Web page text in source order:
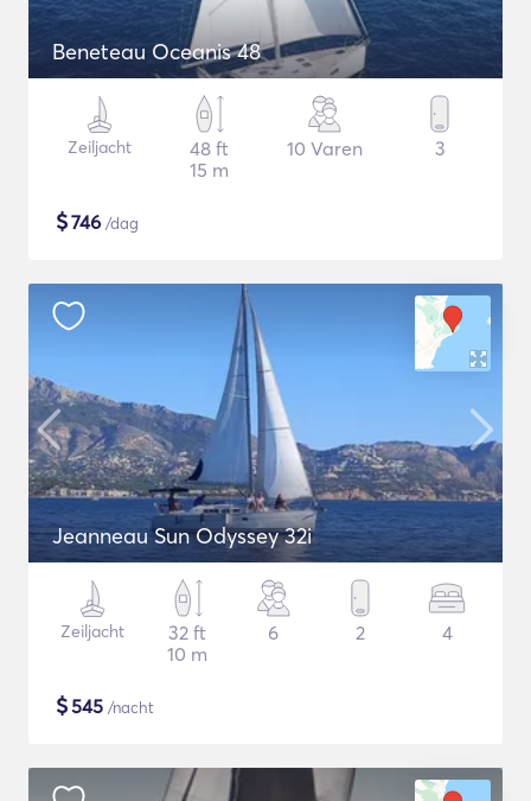
Beneteau Oceanis 48
Zeiljacht
48 ft
15 m
10 Varen 3
$746 /dag
Jeanneau Sun Odyssey 32i
Zeiljacht
32 ft
10 m
6 2 4
$545 /nacht